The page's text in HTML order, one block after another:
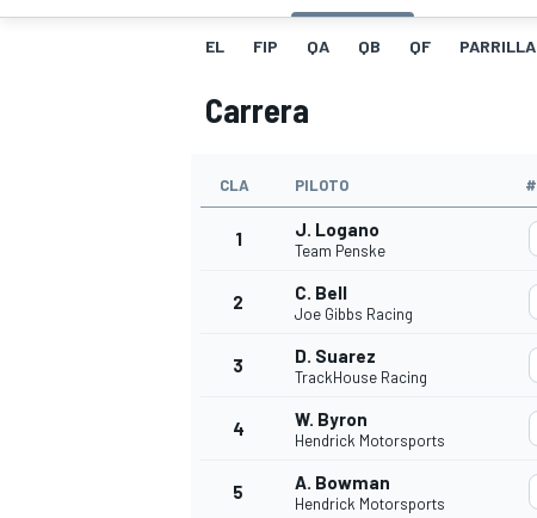
EL FIP QA QB QF PARRILLA
Carrera
CLA PILOTO #
1 J. Logano
Team Penske
2 C. Bell
Joe Gibbs Racing
3 D. Suarez
TrackHouse Racing
4 W. Byron
Hendrick Motorsports
5 A. Bowman
Hendrick Motorsports